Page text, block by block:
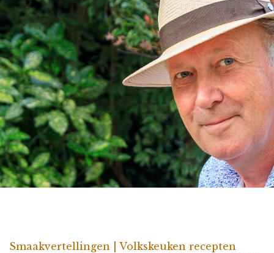
Smaakvertellingen | Volkskeuken recepten